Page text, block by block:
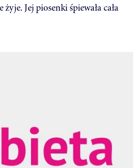
Jej piosenki śpiewała cała